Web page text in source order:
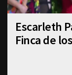
Escarleth
Finca de